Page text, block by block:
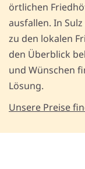
örtlichen
ausfallen. In
zu den lokalen
den Überblick
und Wünschen
Lösung.
Unsere Preise